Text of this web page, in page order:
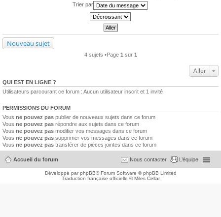
Trier par
Nouveau sujet
4 sujets •Page 1 sur 1
Aller
QUI EST EN LIGNE ?
Utilisateurs parcourant ce forum : Aucun utilisateur inscrit et 1 invité
PERMISSIONS DU FORUM
Vous ne pouvez pas publier de nouveaux sujets dans ce forum
Vous ne pouvez pas répondre aux sujets dans ce forum
Vous ne pouvez pas modifier vos messages dans ce forum
Vous ne pouvez pas supprimer vos messages dans ce forum
Vous ne pouvez pas transférer de pièces jointes dans ce forum
Accueil du forum L’équipe
Nous contacter
Développé parphpBB® Forum Software © phpBB Limited
Traduction française officielle ©Miles Cellar